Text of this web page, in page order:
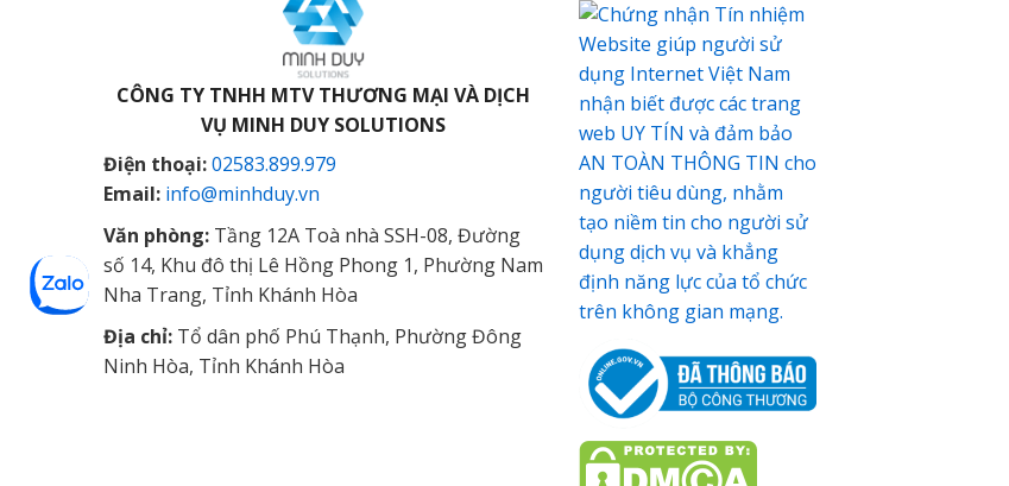
CÔNG TY TNHH MTV THƯƠNG MẠI VÀ DỊCH
VỤ MINH DUY SOLUTIONS
Điện thoại:02583.899.979
Email: info@minhduy.vn
Văn phòng: Tầng 12A Toà nhà SSH-08, Đường
số 14, Khu đô thị Lê Hồng Phong 1, Phường Nam
Nha Trang, Tỉnh Khánh Hòa
Địa chỉ: Tổ dân phố Phú Thạnh, Phường Đông
Ninh Hòa, Tỉnh Khánh Hòa